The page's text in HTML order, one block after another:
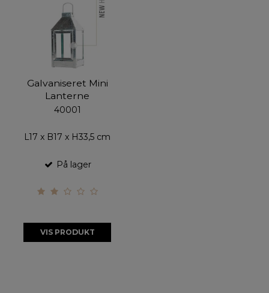
Galvaniseret Mini
Lanterne
40001
L17 x B17 x H33,5 cm
På lager
VIS PRODUKT